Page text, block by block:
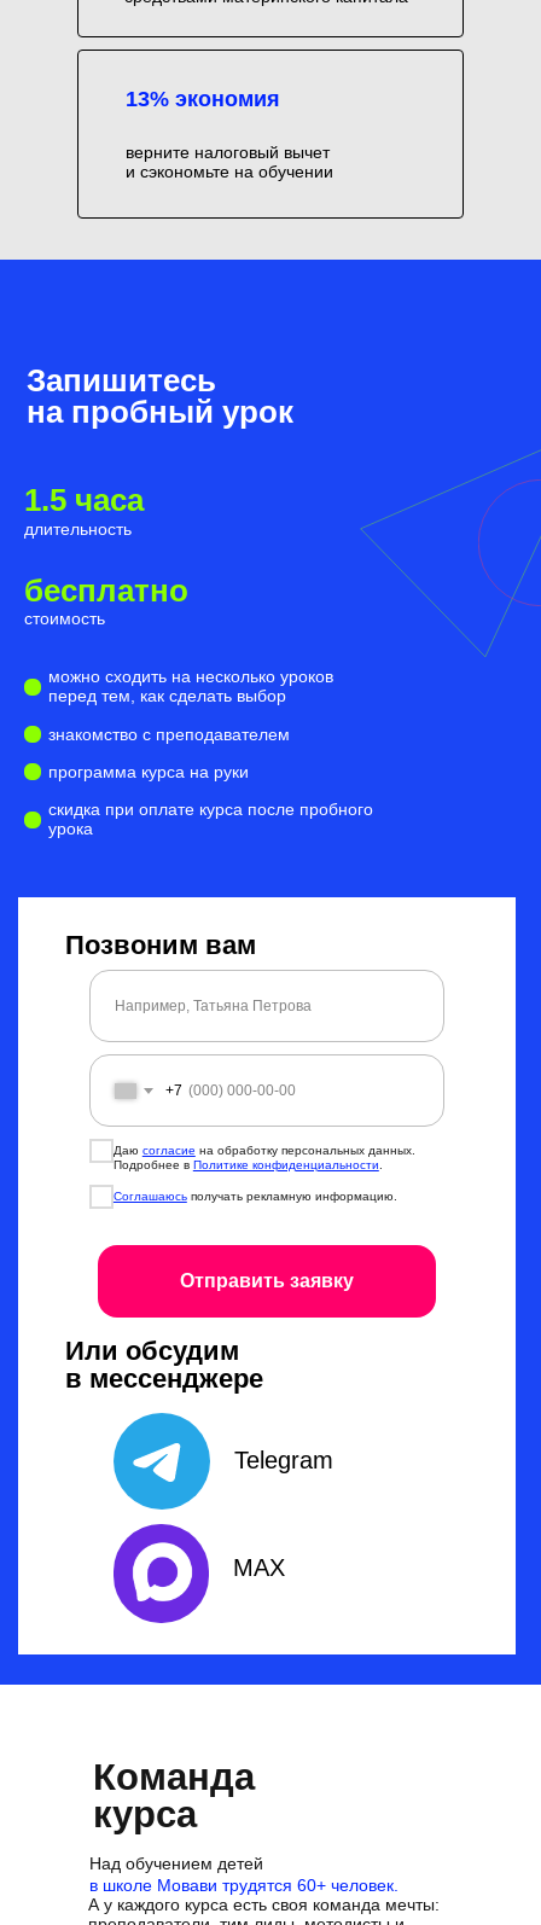
13% экономия
верните налоговый вычет
и сэкономьте на обучении
Запишитесь
на пробный урок
+7
Даю согласие на обработку персональных данных.
Подробнее в Политике конфиденциальности
Соглашаюсьполучать рекламную информацию.
Отправить заявку
можно сходить на несколько уроков
перед тем, как сделать выбор
1.5 часа
бесплатно
длительность
стоимость
знакомство с преподавателем
программа курса на руки
скидка при оплате курса после пробного
урока
Позвоним вам
Telegram
MAX
Или обсудим
в мессенджере
Команда
курса
в школе Мовави трудятся 60+ человек.
А у каждого курса есть своя команда мечты:
Над обучением детей